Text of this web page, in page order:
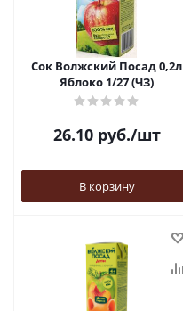
Сок Волжский Посад 0,2л
Яблоко 1/27 (ЧЗ)
26.10руб./шт
В корзину